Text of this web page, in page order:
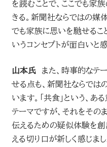
を読むことで、ここでも家
きる。新聞社ならではの媒
でも家族に思いを馳せるこ
いうコンセプトが面白いと感
山本氏また、時事的なテ
せる点も、新聞社ならでは
います。「共食」という、
テーマですが、それをその
伝えるための疑似体験を創
える切り口が新しく感じまし